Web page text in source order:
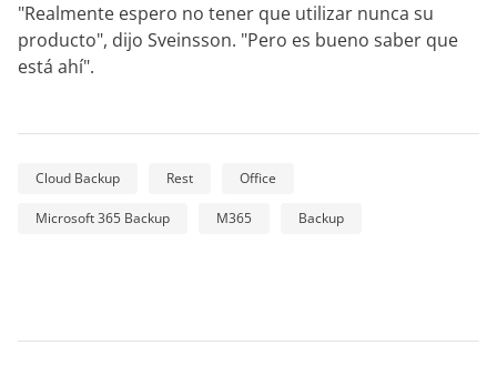
"Realmente espero no tener que utilizar nunca su
producto", dijo Sveinsson. "Pero es bueno saber que
está ahí".
Cloud Backup Rest Office
Microsoft 365 Backup M365 Backup